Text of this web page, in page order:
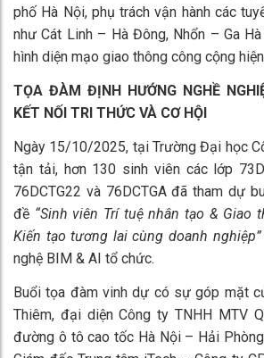
phố Hà Nội, phụ trách vận hành các
như Cát Linh – Hà Đông, Nhổn – Ga
hình diện mạo giao thông công cộng
TỌA ĐÀM ĐỊNH HƯỚNG NGHỀ
KẾT NỐI TRI THỨC VÀ CƠ HỘI
Ngày 15/10/2025, tại Trường Đại học
tận tải, hơn 130 sinh viên các lớp
76DCTG22 và 76DCTGA đã tham dự
đề “Sinh viên Trí tuệ nhân tạo & Giao
Kiến tạo tương lai cùng doanh nghiệp”
nghệ BIM & AI tổ chức.
Buổi tọa đàm vinh dự có sự góp mặt
Thiêm, đại diện Công ty TNHH MTV
đường ô tô cao tốc Hà Nội – Hải